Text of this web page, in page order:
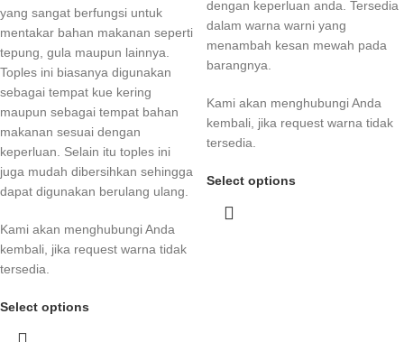
yang sangat berfungsi untuk
mentakar bahan makanan seperti
tepung, gula maupun lainnya.
Toples ini biasanya digunakan
sebagai tempat kue kering
maupun sebagai tempat bahan
makanan sesuai dengan
keperluan. Selain itu toples ini
juga mudah dibersihkan sehingga
dapat digunakan berulang ulang.
Kami akan menghubungi Anda
kembali, jika request warna tidak
tersedia.
Select options
dengan keperluan anda. Tersedia
dalam warna warni yang
menambah kesan mewah pada
barangnya.
Kami akan menghubungi Anda
kembali, jika request warna tidak
tersedia.
Select options